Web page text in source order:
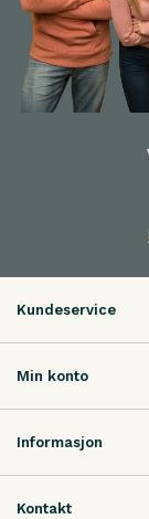
Kundeservice
Min konto
Informasjon
Kontakt